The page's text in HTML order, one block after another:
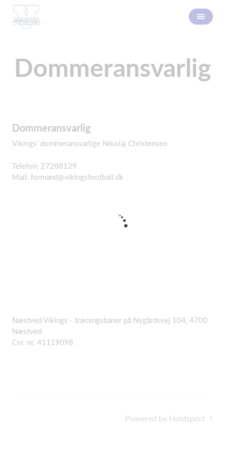
Dommeransvarlig
Dommeransvarlig
Vikings' dommeransvarlige Nikolaj Christensen
Telefon: 27288129
Mail: formand@vikingsfootball.dk
Næstved Vikings - træningsbaner på Nygårdsvej 104, 4700
Næstved
Cvr. nr. 41119098
Powered by Holdsport